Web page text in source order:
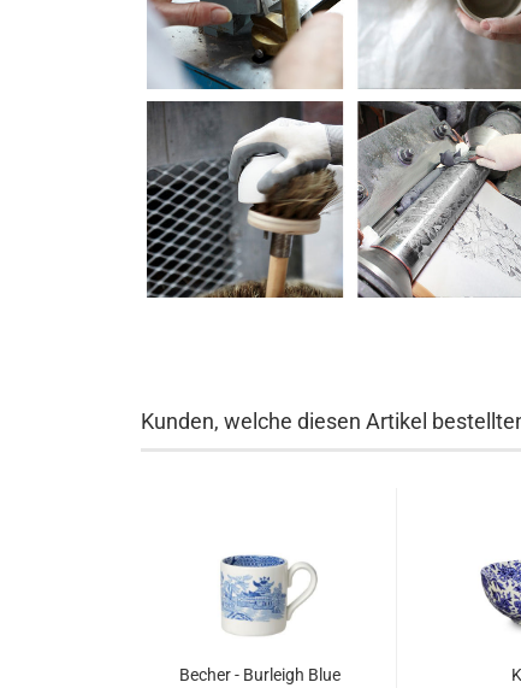
Kunden, welche diesen Artikel
Becher - Burleigh Blue